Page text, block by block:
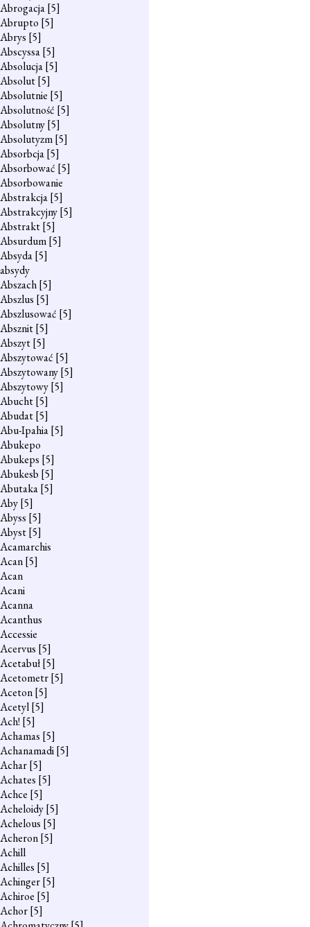
Abrogacja[5]
Abrupto [5]
Abrys [5]
Abscyssa[5]
Absolucja[5]
Absolut[5]
Absolutnie [5]
Absolutność [5]
Absolutny[5]
Absolutyzm[5]
Absorbcja[5]
Absorbować [5]
Absorbowanie
Abstrakcja[5]
Abstrakcyjny[5]
Abstrakt[5]
Absurdum[5]
Absyda[5]
absydy
Abszach[5]
Abszlus [5]
Abszlusować [5]
Absznit[5]
Abszyt[5]
Abszytować [5]
Abszytowany[5]
Abszytowy[5]
Abucht[5]
Abudat[5]
Abu-Ipahia[5]
Abukepo
Abukeps [5]
Abukesb [5]
Abutaka[5]
Aby[5]
Abyss [5]
Abyst[5]
Acamarchis
Acan[5]
Acan
Acani
Acanna
Acanthus
Accessie
Acervus [5]
Acetabuł[5]
Acetometr[5]
Aceton[5]
Acetyl[5]
Ach! [5]
Achamas [5]
Achanamadi[5]
Achar[5]
Achates [5]
Achce [5]
Acheloidy[5]
Achelous [5]
Acheron[5]
Achill
Achilles [5]
Achinger[5]
Achiroe [5]
Achor[5]